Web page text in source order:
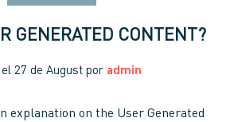
GENERATED CONTENT?
el 27 de August por admin
explanation on the User Generated